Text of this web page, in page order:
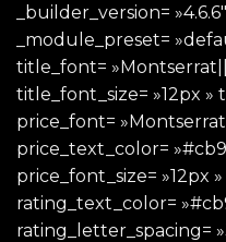
_builder_version= »4.6.6″
_module_preset=
title_font=
title_font_size= »12px »
price_font=
price_text_color=
price_font_size= »12px »
rating_text_color=
rating_letter_spacing=